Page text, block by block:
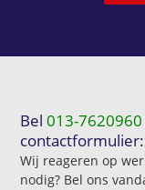
Bel013-7620960
contactformulier:
Wij reageren op
nodig? Bel ons